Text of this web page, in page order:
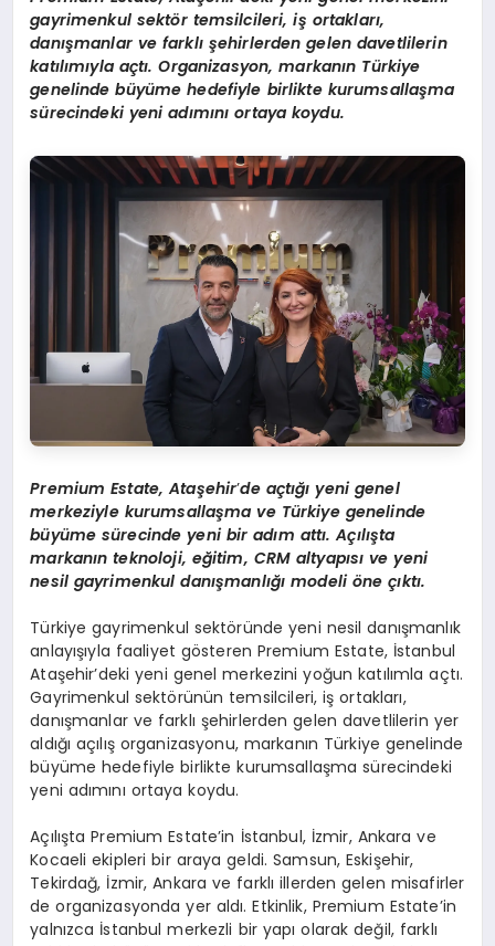
gayrimenkul sektör temsilcileri, iş ortakları,
danışmanlar ve farklı şehirlerden gelen davetlilerin
katılımıyla açtı. Organizasyon, markanın Türkiye
genelinde büyüme hedefiyle birlikte kurumsallaşma
sürecindeki yeni adımını ortaya koydu.
Premium Estate, Ataşehir’de açtığı yeni genel
merkeziyle kurumsallaşma ve Türkiye genelinde
büyüme sürecinde yeni bir adım attı. Açılışta
markanın teknoloji, eğitim, CRM altyapısı ve yeni
nesil gayrimenkul danışmanlığı modeli öne çıktı.
Türkiye gayrimenkul sektöründe yeni nesil danışmanlık
anlayışıyla faaliyet gösteren Premium Estate, İstanbul
Ataşehir’deki yeni genel merkezini yoğun katılımla açtı.
Gayrimenkul sektörünün temsilcileri, iş ortakları,
danışmanlar ve farklı şehirlerden gelen davetlilerin yer
aldığı açılış organizasyonu, markanın Türkiye genelinde
büyüme hedefiyle birlikte kurumsallaşma sürecindeki
yeni adımını ortaya koydu.
Açılışta Premium Estate’in İstanbul, İzmir, Ankara ve
Kocaeli ekipleri bir araya geldi. Samsun, Eskişehir,
Tekirdağ, İzmir, Ankara ve farklı illerden gelen misafirler
de organizasyonda yer aldı. Etkinlik, Premium Estate’in
yalnızca İstanbul merkezli bir yapı olarak değil, farklı